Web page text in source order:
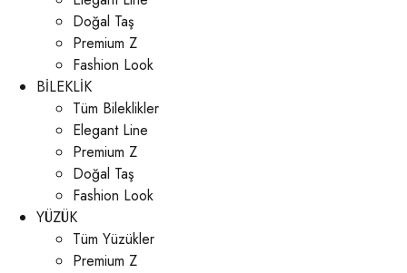
Doğal Taş
Premium Z
Fashion Look
BİLEKLİK
Tüm Bileklikler
Elegant Line
Premium Z
Doğal Taş
Fashion Look
YÜZÜK
Tüm Yüzükler
Premium Z